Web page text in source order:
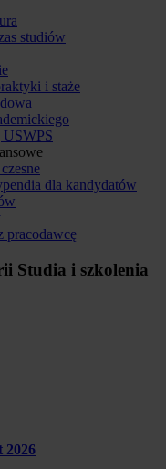
studiów
i staże
USWPS
dla kandydatów
pracodawcę
Studia i szkolenia
2026